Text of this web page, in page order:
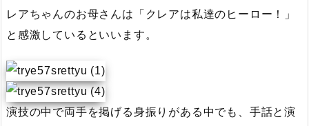
レアちゃんのお母さんは「クレアは私達のヒーロー！」
と感激しているといいます。
演技の中で両手を掲げる身振りがある中でも、手話と演